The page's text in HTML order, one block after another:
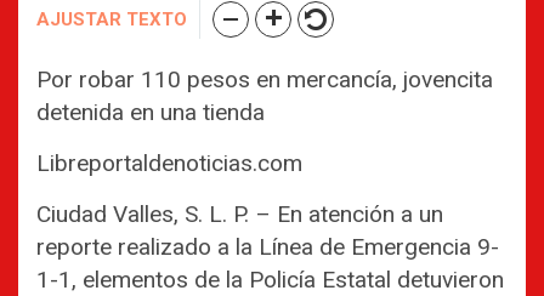
AJUSTAR TEXTO
Por robar 110 pesos en mercancía, jovencita
detenida en una tienda
Libreportaldenoticias.com
Ciudad Valles, S. L. P. – En atención a un
reporte realizado a la Línea de Emergencia 9-
1-1, elementos de la Policía Estatal detuvieron